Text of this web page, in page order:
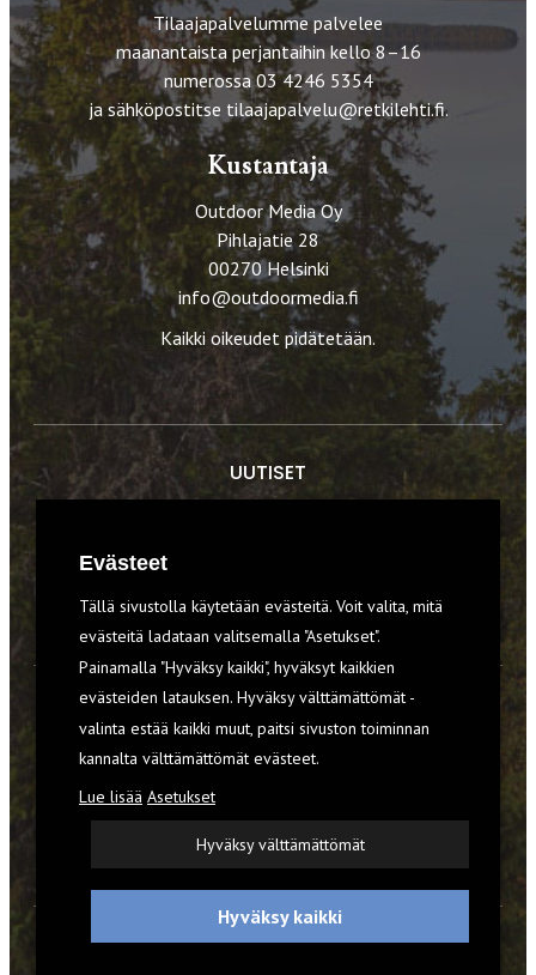
Tilaajapalvelumme palvelee
maanantaista perjantaihin kello 8–16
numerossa 03 4246 5354
ja sähköpostitse tilaajapalvelu@retkilehti.fi.
Kustantaja
Outdoor Media Oy
Pihlajatie 28
00270 Helsinki
info@outdoormedia.fi
Kaikki oikeudet pidätetään.
UUTISET
VARUSTEET
TILAA RETKI-LEHTI
YHTEYSTIEDOT
REKISTERISELOSTE
EVÄSTEET
Evästeet
Tällä sivustolla käytetään evästeitä. Voit valita, mitä
evästeitä ladataan valitsemalla "Asetukset".
Painamalla "Hyväksy kaikki", hyväksyt kaikkien
evästeiden latauksen. Hyväksy välttämättömät -
valinta estää kaikki muut, paitsi sivuston toiminnan
kannalta välttämättömät evästeet.
Lue lisää Asetukset
Hyväksy välttämättömät
Hyväksy kaikki